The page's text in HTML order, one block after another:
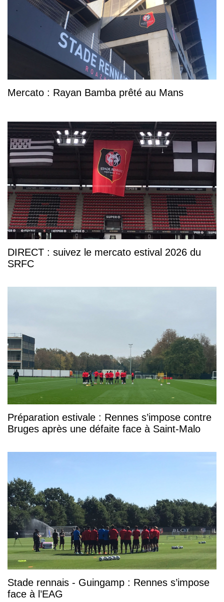
Mercato : Rayan Bamba prêté au Mans
DIRECT : suivez le mercato estival 2026 du
SRFC
Préparation estivale : Rennes s’impose contre
Bruges après une défaite face à Saint-Malo
Stade rennais - Guingamp : Rennes s’impose
face à l’EAG